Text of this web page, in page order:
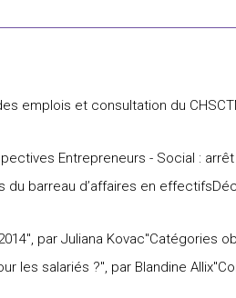
emplois et consultation du
Entrepreneurs - Social :
barreau d’affaires en
par Juliana Kovac"Catégories
les salariés ?", par Blandine